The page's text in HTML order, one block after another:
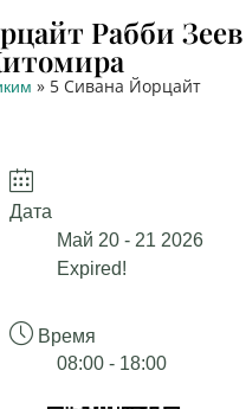
Рабби Зеев
» 5 Сивана Йорцайт
Дата
Май 20 - 21 2026
Expired!
Время
08:00 - 18:00